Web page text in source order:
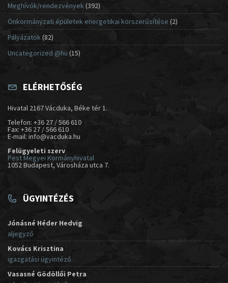
Meghívók/rendezvények (392)
Önkormányzati épületek energetikai korszerűsítése (2)
Pályázatok (82)
Uncategorized @hu (15)
ELÉRHETŐSÉG
Hivatal 2167 Vácduka, Béke tér 1.
Telefon: +36 27 / 566 610
Fax: +36 27 / 566 610
E-mail: info@vacduka.hu
Felügyeleti szerv
Pest Megyei Kormányhivatal
1052 Budapest, Városháza utca 7.
ÜGYINTÉZÉS
Jónásné Héder Hedvig
aljegyző
Kovács Krisztina
igazgatási ügyintéző
Vasasné Gödöllői Petra